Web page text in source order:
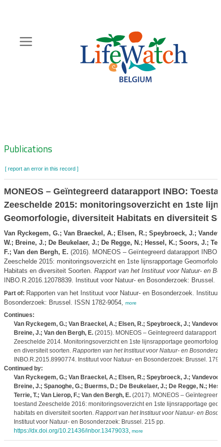
content
Zoeknavigatie
Publications
[ report an error in this record ]
MONEOS – Geïntegreerd datarapport INBO:
Zeeschelde 2015: monitoringsoverzicht en 1ste
Geomorfologie, diversiteit Habitats en diversiteit
Van Ryckegem, G.; Van Braeckel, A.; Elsen, R.; Speybroeck, J.;
W.; Breine, J.; De Beukelaer, J.; De Regge, N.; Hessel, K.; Soors, J.;
F.; Van den Bergh, E. (2016). MONEOS – Geïntegreerd datarapport INBO:
Zeeschelde 2015: monitoringsoverzicht en 1ste lijnsrapportage
Habitats en diversiteit Soorten. Rapport van het Instituut voor Natuur- en
INBO.R.2016.12078839. Instituut voor Natuur- en Bosonderzoek: Brussel.
Part of: Rapporten van het Instituut voor Natuur- en Bosonderzoek.
Bosonderzoek: Brussel. ISSN 1782-9054, more
Continues:
Van Ryckegem, G.; Van Braeckel, A.; Elsen, R.; Speybroeck, J.;
Breine, J.; Van den Bergh, E.(2015). MONEOS – Geïntegreerd datarapport
Zeeschelde 2014. Monitoringsoverzicht en 1ste lijnsrapportage
en diversiteit soorten. Rapporten van het Instituut voor Natuur- en
INBO.R.2015.8990774. Instituut voor Natuur- en Bosonderzoek: Brussel.
Continued by:
Van Ryckegem, G.; Van Braeckel, A.; Elsen, R.; Speybroeck, J.;
Breine, J.; Spanoghe, G.; Buerms, D.; De Beukelaer, J.; De Regge, N.;
Terrie, T.; Van Lierop, F.; Van den Bergh, E.(2017). MONEOS –
toestand Zeeschelde 2016: monitoringsoverzicht en 1ste lijnsrapportage
habitats en diversiteit soorten. Rapport van het Instituut voor Natuur- en
Instituut voor Natuur- en Bosonderzoek: Brussel. 215 pp.
https://dx.doi.org/10.21436/inbor.13479033, more